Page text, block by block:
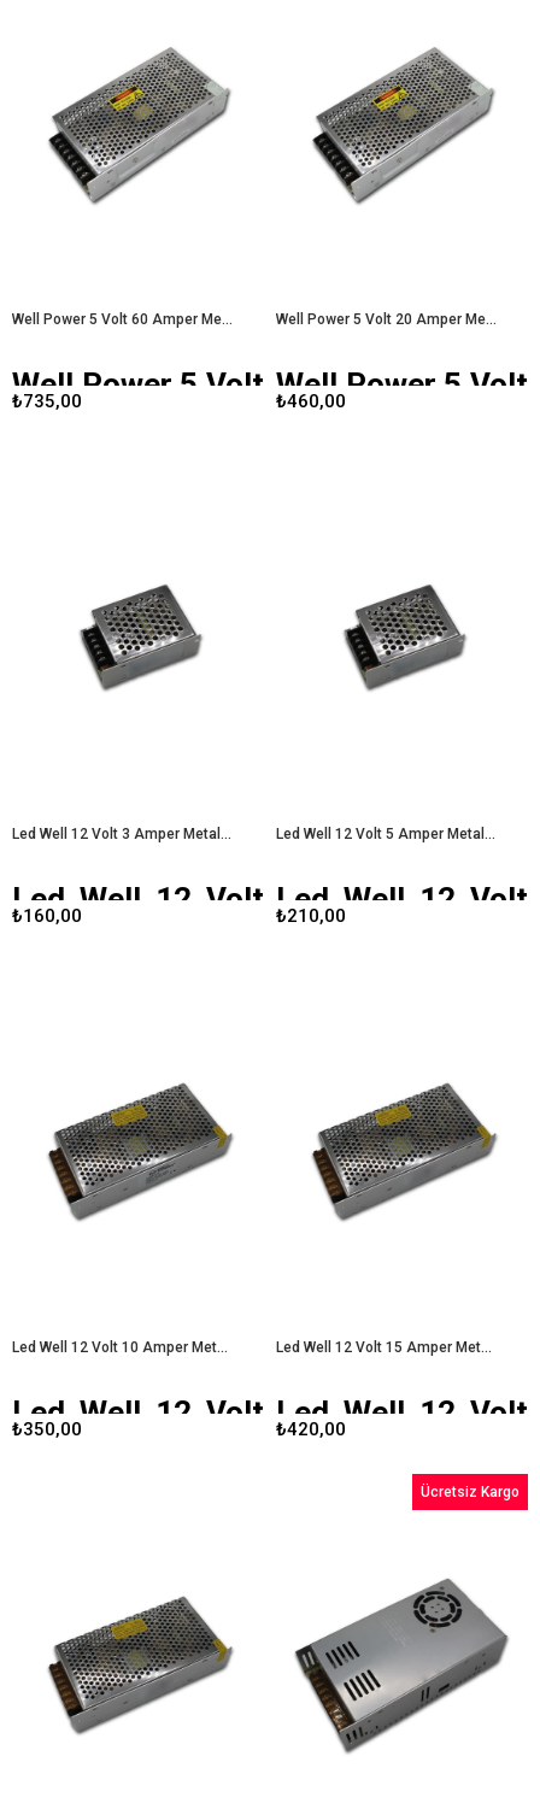
verimli çalışması için hayati öneme
sahiptir. Well Power 24 Volt 20
Amper Metal Kasa Adaptör, yüksek
kaliteli tasarımı ve performansıyla
dikkat çeken bir ürün olarak öne
çıkmaktadır.Well Power 24 Volt 20
Pro Amper Metal Kasa Adaptör
Well Power 5 Volt 40
Amper Metal Kasa Adaptör
performans hem de dayanıklılık
açısından öne çıkan bir seçenek
olarak dikkat çekmektedir.
Power 5 Volt 40 Amper Metal
Kasa Adaptör
Well Power 5 Volt 60 Amper Metal Kasa Adaptör
Well Power 5 Volt
60 Amper Metal
profesyonel projelerde tercih edilen
bu adaptör, sağlam yapısı ve yüksek
performansıyla dikkat
çekmektedir.Well Power 5 Volt 60
Amper Metal Kasa Adaptör
₺735,00
Well Power 5 Volt 20 Amper Metal Kasa Adaptör
Well Power 5 Volt
20 Amper Metal
sistemleri, motorlar ve diğer düşük
voltajlı uygulamalar için ideal bir
çözüm sunar. Gelişmiş tasarımı ve
güçlü performansı sayesinde,
kullanıcıların ihtiyaçlarını karşılamak
için mükemmel bir tercihtir.
Power 5 Volt 20 Amper Metal
₺460,00
Led Well 12 Volt 3 Amper Metal Kasa Adaptör
Led Well 12 Volt
3 Amper Metal
güvenilir bir güç kaynağıdır. 12V
çıkış gerilimi ve 3 Amper maksimum
akım kapasitesi ile, küçük ve orta
ölçekli projelerde ideal bir çözüm
sunar.Led Well 12 Volt 3 Amper
Metal Kasa Adaptör
₺160,00
Led Well 12 Volt 5 Amper Metal Kasa Adaptör
Led Well 12 Volt
5 Amper Metal
dayanıklı bir güç kaynağıdır. 12V
çıkış gerilimi ve 5 Amper maksimum
akım kapasitesi ile, çeşitli
uygulamalarda optimal performans
sunar.Led Well 12 Volt 5 Amper
Metal Kasa Adaptör
₺210,00
Led Well 12 Volt 10 Amper Metal Kasa Adaptör
Led Well 12 Volt
10 Amper Metal
kaynağıdır. Gelişmiş teknolojisi ve
kaliteli malzemeleri sayesinde, hem
dayanıklılık hem de performans
sunar. Özellikle 12V ile çalışan
cihazlar için ideal bir çözüm
sunarak, kullanıcıların ihtiyaçlarını
karşılar.Led Well 12 Volt 10 Amper
Metal Kasa Adaptör
₺350,00
Led Well 12 Volt 15 Amper Metal Kasa Adaptör
Led Well 12 Volt
15 Amper Metal
Kasa Adaptör
adaptörler büyük önem taşır.
Well 12 Volt 15 Amper metal kasa
, bu ihtiyacı karşılamak
üzere tasarlanmış dayanıklı ve
yüksek performanslı bir üründür. Bu
yazıda, adaptörün teknik özellikleri,
avantajları ve kullanıcı deneyimlerini
ele alacağız.Led Well 12 Volt 15
Amper Metal Kasa Adaptör
₺420,00
Ücretsiz Kargo